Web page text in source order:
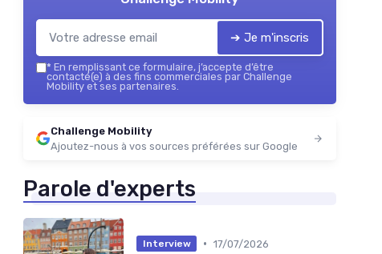
➔ Je m'inscris
* En remplissant ce formulaire, j’accepte d’être
contacté(e) à des fins commerciales par Challenge
Mobility et ses partenaires.
Challenge Mobility
Ajoutez-nous à vos sources préférées sur Google
Parole d'experts
Interview • 17/07/2026